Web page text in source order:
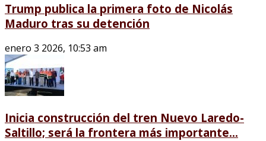
Trump publica la primera foto de Nicolás
Maduro tras su detención
enero 3 2026, 10:53 am
Inicia construcción del tren Nuevo Laredo-
Saltillo; será la frontera más importante...